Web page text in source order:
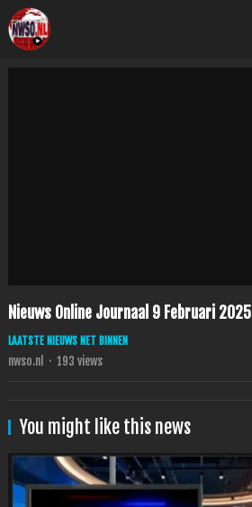
Nieuws Online Journaal 9 Februari 2025
LAATSTE NIEUWS NET BINNEN
nwso.nl · 193 views
You might like this news